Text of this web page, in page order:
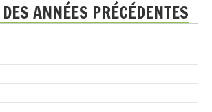
ANNÉES PRÉCÉDENTES